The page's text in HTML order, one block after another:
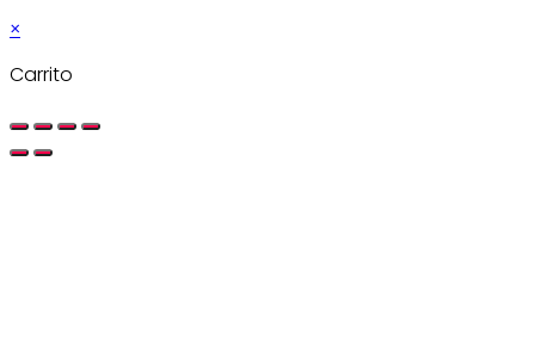
×
Carrito